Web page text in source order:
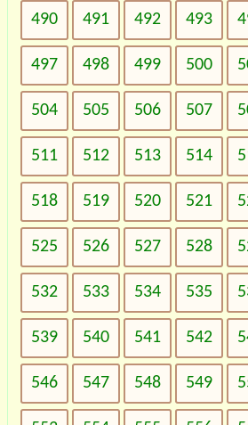
490 491 492 493
497 498 499 500
504 505 506 507
511 512 513 514
518 519 520 521
525 526 527 528
532 533 534 535
539 540 541 542
546 547 548 549